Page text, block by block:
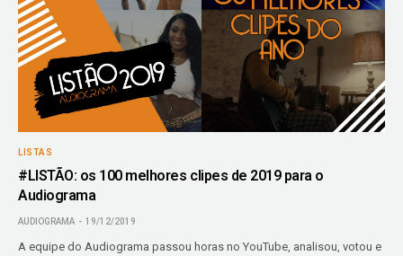
LISTAS
#LISTÃO: os 100 melhores clipes de 2019 para o
Audiograma
AUDIOGRAMA 19/12/2019
A equipe do Audiograma passou horas no YouTube, analisou, votou e